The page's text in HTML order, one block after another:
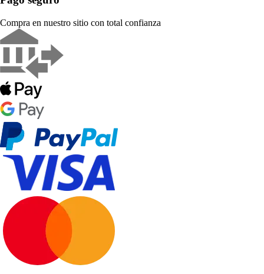
Compra en nuestro sitio con total confianza